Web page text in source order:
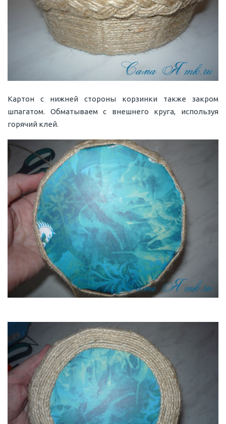
Картон с нижней стороны корзинки также закром
шпагатом. Обматываем с внешнего круга, используя
горячий клей.